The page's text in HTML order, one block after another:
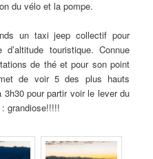
du vélo et la pompe.
un taxi jeep collectif pour
touristique. Connue
de thé et pour son point
de voir 5 des plus hauts
pour partir voir le lever du
grandiose!!!!!